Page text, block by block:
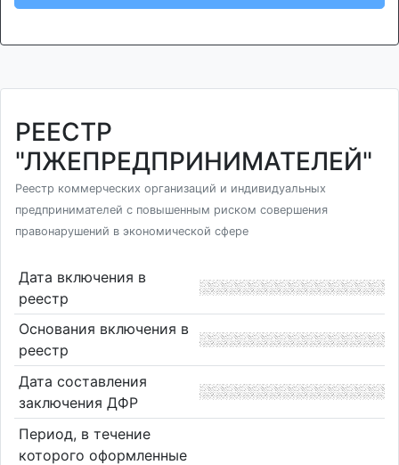
РЕЕСТР
"ЛЖЕПРЕДПРИНИМАТЕЛЕЙ"
Реестр коммерческих организаций и индивидуальных
предпринимателей с повышенным риском совершения
правонарушений в экономической сфере
Дата включения в
реестр
Основания включения в
реестр
Дата составления
заключения ДФР
Период, в течение
которого оформленные